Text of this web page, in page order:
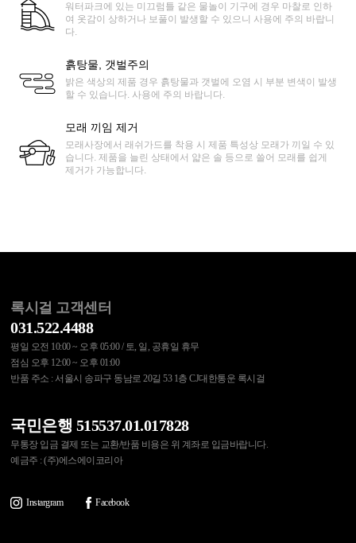
워터파크에 있는 미끄럼틀 같은 물놀이 기구에 경우 마찰로 인하
여 옷감이 상하거나 보풀이 발생할 수 있으니 사용에 주의 바랍니
다.
흙탕물, 갯벌주의
밝은 색상의 제품 경우 흙탕물과 갯벌에 오염 시 부분 변색이 발생
할 수 있습니다. 사용에 주의 바랍니다.
모래 끼임 제거
모래사장에서 래쉬가드를 착용 시 제품 특성상 모래가 끼일 수 있
습니다. 제품을 늘린 상태에서 얇은 솔 등으로 쓸어 모래를 쉽게
제거가 가능합니다.
록시걸 고객센터
031.522.4488
평일 오전 10:00 ~ 오후 05:00 / 토, 일, 공휴일 휴무
점심 오후 12:00 ~ 오후 01:00
반품 주소 : 서울시 송파구 동남로 20길 53 1층 CJ대한통운 록시걸
국민은행 515537.01.017828
무통장 입금 결제 또는 교환/반품 비용은 위 계좌로 입금바랍니다.
예금주 : (주)에스에이코리아
Instargram Facebook